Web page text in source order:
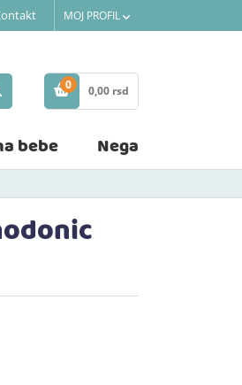
MOJ PROFIL
0
STAVKE
0,00 rsd
bebe Nega